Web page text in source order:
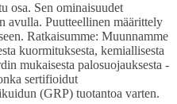
osa. Sen ominaisuudet
avulla. Puutteellinen määrittely
Ratkaisumme: Muunnamme
kuormituksesta, kemiallisesta
mukaisesta palosuojauksesta -
sertifioidut
(GRP) tuotantoa varten.